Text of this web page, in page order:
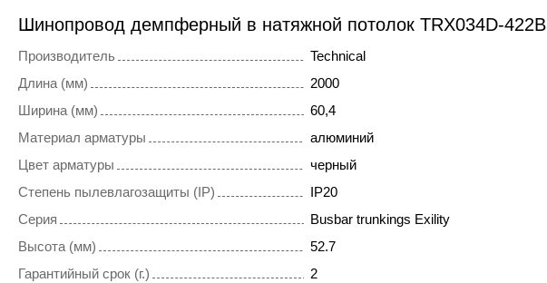
Шинопровод демпферный в натяжной потолок TRX034D-422B
Производитель
Technical
Длина (мм)
2000
Ширина (мм)
60,4
Материал арматуры
алюминий
Цвет арматуры
черный
Степень пылевлагозащиты (IP)
IP20
Серия
Busbar trunkings Exility
Высота (мм)
52.7
Гарантийный срок (г.)
2